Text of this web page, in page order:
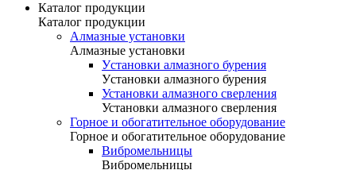
Каталог продукции
Каталог продукции
Алмазные установки
Алмазные установки
Уcтановки алмазного бурения
Уcтановки алмазного бурения
Установки алмазного сверления
Установки алмазного сверления
Горное и обогатительное оборудование
Горное и обогатительное оборудование
Вибромельницы
Вибромельницы